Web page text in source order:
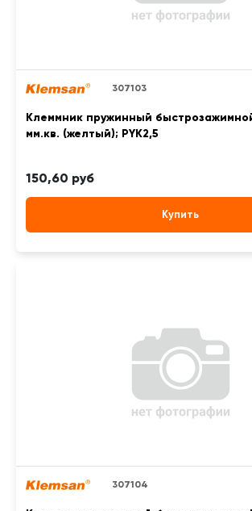
307103
Клеммник пружинный
мм.кв. (желтый); PYK2,5
150,60 руб
Купить
307104